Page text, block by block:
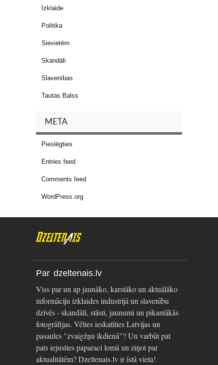
Izklaide
Politika
Sievietēm
Skandāli
Slavenības
Tautas Balss
META
Pieslēgties
Entries feed
Comments feed
WordPress.org
Par dzeltenais.lv
Viss par un ap jaunāko, karstāko un aktuālāko
informāciju izklaides industrijā un slavenību
dzīvēs - skandāli, stāsti, jaunumi un pikantākās
fotogrāfijas. Vēlies ieskatīties Latvijas un
pasaules "zvaigžņu ikdienā"? Un varbūt pat
pats iejusties paparaci lomā un ziņot par
aktualitātēm? Dzeltenais.lv ir īstā vieta!